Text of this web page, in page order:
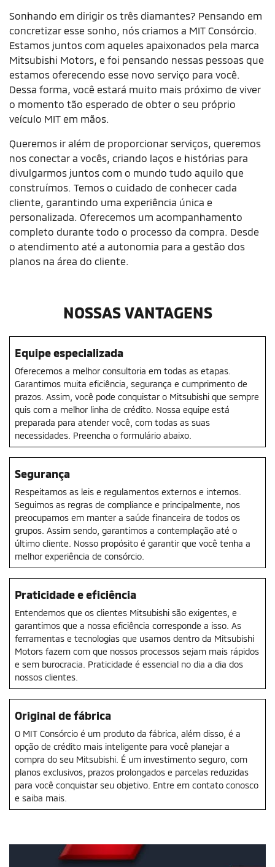
Sonhando em dirigir os três diamantes? Pensando em
concretizar esse sonho, nós criamos a MIT Consórcio.
Estamos juntos com aqueles apaixonados pela marca
Mitsubishi Motors, e foi pensando nessas pessoas que
estamos oferecendo esse novo serviço para você.
Dessa forma, você estará muito mais próximo de viver
o momento tão esperado de obter o seu próprio
veículo MIT em mãos.
Queremos ir além de proporcionar serviços, queremos
nos conectar a vocês, criando laços e histórias para
divulgarmos juntos com o mundo tudo aquilo que
construímos. Temos o cuidado de conhecer cada
cliente, garantindo uma experiência única e
personalizada. Oferecemos um acompanhamento
completo durante todo o processo da compra. Desde
o atendimento até a autonomia para a gestão dos
planos na área do cliente.
NOSSAS VANTAGENS
Equipe especializada
Oferecemos a melhor consultoria em todas as etapas.
Garantimos muita eficiência, segurança e cumprimento de
prazos. Assim, você pode conquistar o Mitsubishi que sempre
quis com a melhor linha de crédito. Nossa equipe está
preparada para atender você, com todas as suas
necessidades. Preencha o formulário abaixo.
Segurança
Respeitamos as leis e regulamentos externos e internos.
Seguimos as regras de compliance e principalmente, nos
preocupamos em manter a saúde financeira de todos os
grupos. Assim sendo, garantimos a contemplação até o
último cliente. Nosso propósito é garantir que você tenha a
melhor experiência de consórcio.
Praticidade e eficiência
Entendemos que os clientes Mitsubishi são exigentes, e
garantimos que a nossa eficiência corresponde a isso. As
ferramentas e tecnologias que usamos dentro da Mitsubishi
Motors fazem com que nossos processos sejam mais rápidos
e sem burocracia. Praticidade é essencial no dia a dia dos
nossos clientes.
Original de fábrica
O MIT Consórcio é um produto da fábrica, além disso, é a
opção de crédito mais inteligente para você planejar a
compra do seu Mitsubishi. É um investimento seguro, com
planos exclusivos, prazos prolongados e parcelas reduzidas
para você conquistar seu objetivo. Entre em contato conosco
e saiba mais.